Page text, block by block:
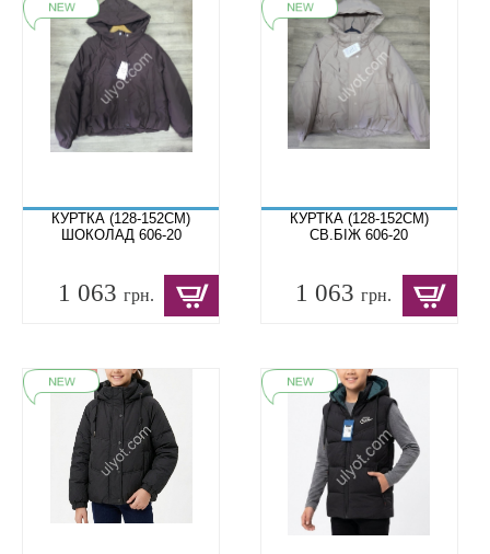
КУРТКА (128-152СМ)
ШОКОЛАД 606-20
1 063 грн.
КУРТКА (128-152СМ)
СВ.БІЖ 606-20
1 063грн.